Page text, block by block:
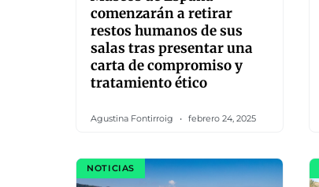
comenzarán a retirar
restos humanos de sus
salas tras presentar una
carta de compromiso y
tratamiento ético
Agustina Fontirroig febrero 24, 2025
NOTICIAS